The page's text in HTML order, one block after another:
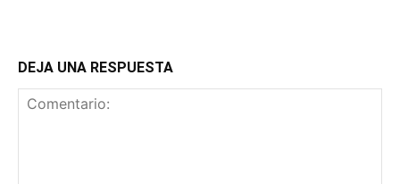
DEJA UNA RESPUESTA